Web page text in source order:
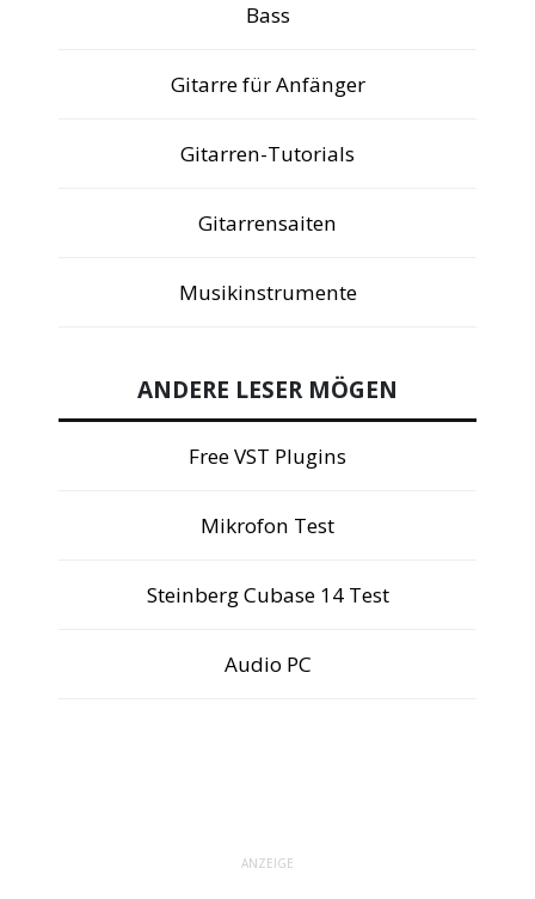
Bass
Gitarre für Anfänger
Gitarren-Tutorials
Gitarrensaiten
Musikinstrumente
ANDERE LESER MÖGEN
Free VST Plugins
Mikrofon Test
Steinberg Cubase 14 Test
Audio PC
ANZEIGE